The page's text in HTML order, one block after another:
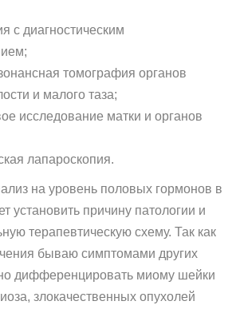
с диагностическим
томография органов
и малого таза;
исследование матки и органов
лапароскопия.
на уровень половых гормонов в
установить причину патологии и
терапевтическую схему. Так как
бываю симптомами других
дифференцировать миому шейки
злокачественных опухолей